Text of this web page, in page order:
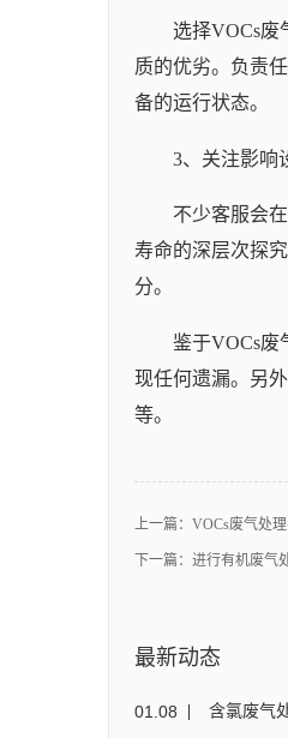
选择VOCs
质的优劣。负责
备的运行状态。
3、关注影响
不少客服会
寿命的深层次探
分。
鉴于VOCs废
现任何遗漏。另
等。
上一篇： VOCs废气处
下一篇： 进行有机废气
最新动态
01 08 含氯废气